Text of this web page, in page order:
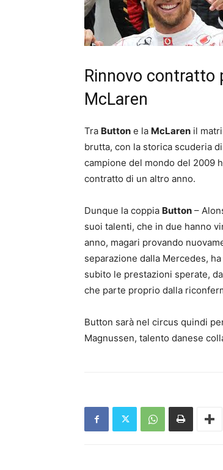
Rinnovo contratto
McLaren
Tra Button e la McLaren il
brutta, con la storica scuderia
campione del mondo del 2009
contratto di un altro anno.
Dunque la coppia Button –
suoi talenti, che in due hanno
anno, magari provando
separazione dalla Mercedes,
subito le prestazioni sperate,
che parte proprio dalla
Button sarà nel circus quindi
Magnussen, talento danese